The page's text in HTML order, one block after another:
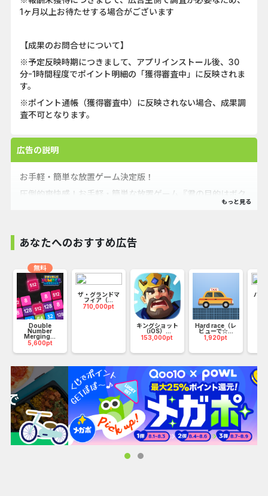
1ヶ月以上お待たせする場合がございます
【成果のお問合せについて】
※予定反映時期につきまして、アプリインストール後、30
分-1時間程度でポイント明細の「獲得審査中」に反映されま
す。
※ポイント通帳（獲得審査中）に反映されない場合、成果調
査不可となります。
広告の説明
お手軽・簡単な放置ゲーム決定版！
圧倒的爽快感！お手軽・簡単な放置ゲーム『君の目的はボク
・魔法生物タマちゃんをタップしてネコのような魔神を倒そ
う
・たまに数発「スキル発動」
・ネコみたいな魔神を攻め落とそう
■お手軽・簡単に下僕を育成！
・ステージクリアでストーリー解放
・お気に入りの下僕をタップ
・時空を超えて育成のための素材入手
■こんな人におすすめ！お手軽・簡単な放置ゲーム
・お手軽・簡単な放置ゲームをプレイしたい
あなたへのおすすめ広告
Double
Number
Merging...
5,600pt
無料
ザ・グランドマ
フィア（...
710,000pt
キングショット
（iOS）...
153,000pt
Hard race（レ
ビューで☆...
1,920pt
パズ